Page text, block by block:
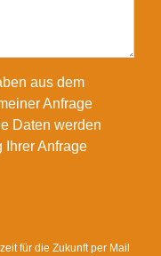
aus dem
Anfrage
Daten werden
Ihrer Anfrage
für die Zukunft per Mail